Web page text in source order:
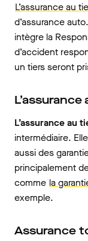
L’assurance au
d’assurance
intègre la
d’accident
un tiers seront
L’assurance au
intermédiaire.
aussi des
principalement
comme la
exemple.
Assurance